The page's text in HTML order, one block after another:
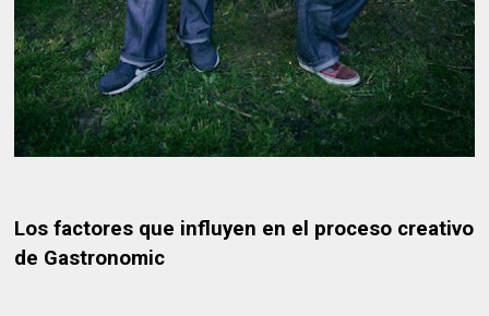
Los factores que influyen en el proceso creativo
de Gastronomic